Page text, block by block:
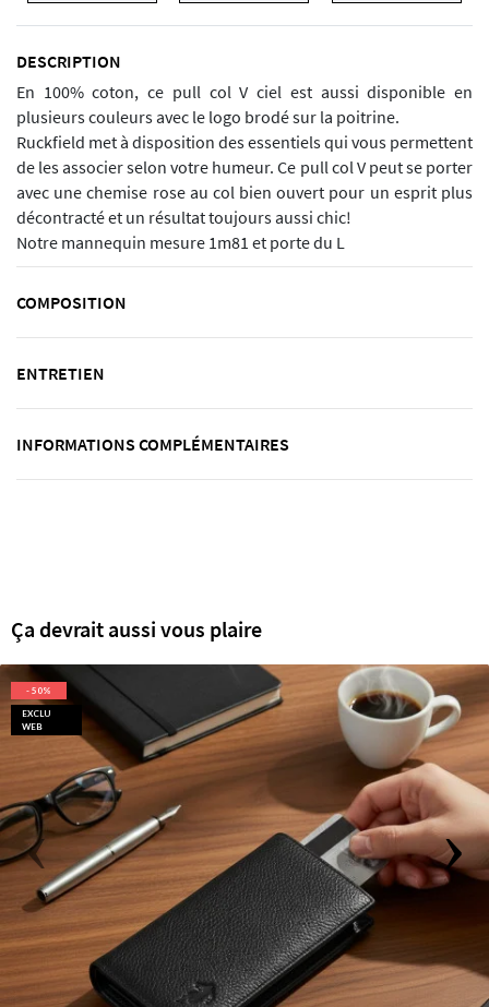
DESCRIPTION
En 100% coton, ce pull col V ciel est aussi disponible en
plusieurs couleurs avec le logo brodé sur la poitrine.
Ruckfield met à disposition des essentiels qui vous permettent
de les associer selon votre humeur. Ce pull col V peut se porter
avec une chemise rose au col bien ouvert pour un esprit plus
décontracté et un résultat toujours aussi chic!
Notre mannequin mesure 1m81 et porte du L
COMPOSITION
ENTRETIEN
INFORMATIONS COMPLÉMENTAIRES
Ça devrait aussi vous plaire
EXCLU
WEB
- 50%